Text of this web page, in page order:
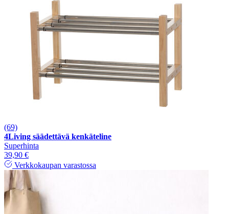
(69)
4Living säädettävä kenkäteline
Superhinta
39,90 €
Verkkokaupan varastossa